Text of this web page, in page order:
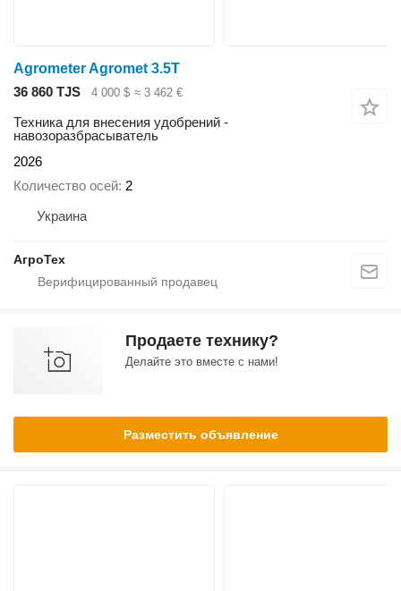
Agrometer Agromet 3.5T
36 860 TJS
4 000 $ ≈ 3 462 €
Техника для внесения удобрений -
навозоразбрасыватель
2026
Количество осей 2
Украина
АгроТех
Продаете технику?
Делайте это вместе с нами!
Разместить объявление